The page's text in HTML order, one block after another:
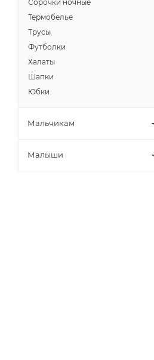
Сорочки ночные
Термобелье
Трусы
Футболки
Халаты
Шапки
Юбки
Мальчикам
Малыши